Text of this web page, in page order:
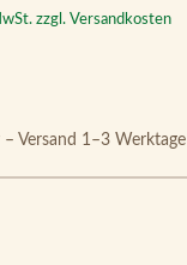
zzgl. Versandkosten
– Versand 1–3 Werktage